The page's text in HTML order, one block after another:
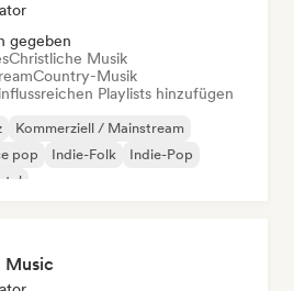
gegeben
Christliche Musik
Country-Musik
Playlists hinzufügen
Kommerziell / Mainstream
pop Indie-Folk
Indie-Pop
Music